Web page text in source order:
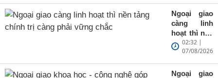
Ngoại giao
Nguyễn
Mạnh
Cường trả
lời phỏng
vấn trước
chuyến
thăm cấp
Ngoại giao
càng linh
hoạt thì nền
tảng chính
trị càng
phải vững
chắc
02:32 |
07/08/2026
Ngoại giao